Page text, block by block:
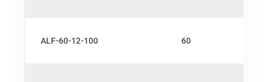
ALF-60-12-100 60